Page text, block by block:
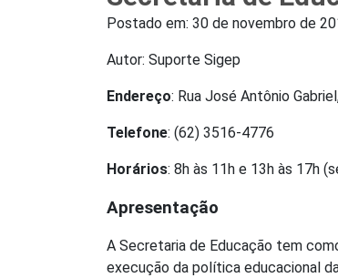
Postado em: 30 de novembro de
Autor: Suporte Sigep
Endereço: Rua José Antônio
Telefone: (62) 3516-4776
Horários: 8h às 11h e 13h às 17h
Apresentação
A Secretaria de Educação tem
execução da política educacional